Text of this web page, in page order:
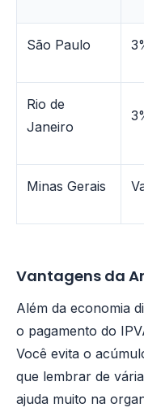
São Paulo
Rio de
Janeiro
Minas Gerais
Vantagens da
Além da economia
o pagamento do
Você evita o
que lembrar de
ajuda muito na